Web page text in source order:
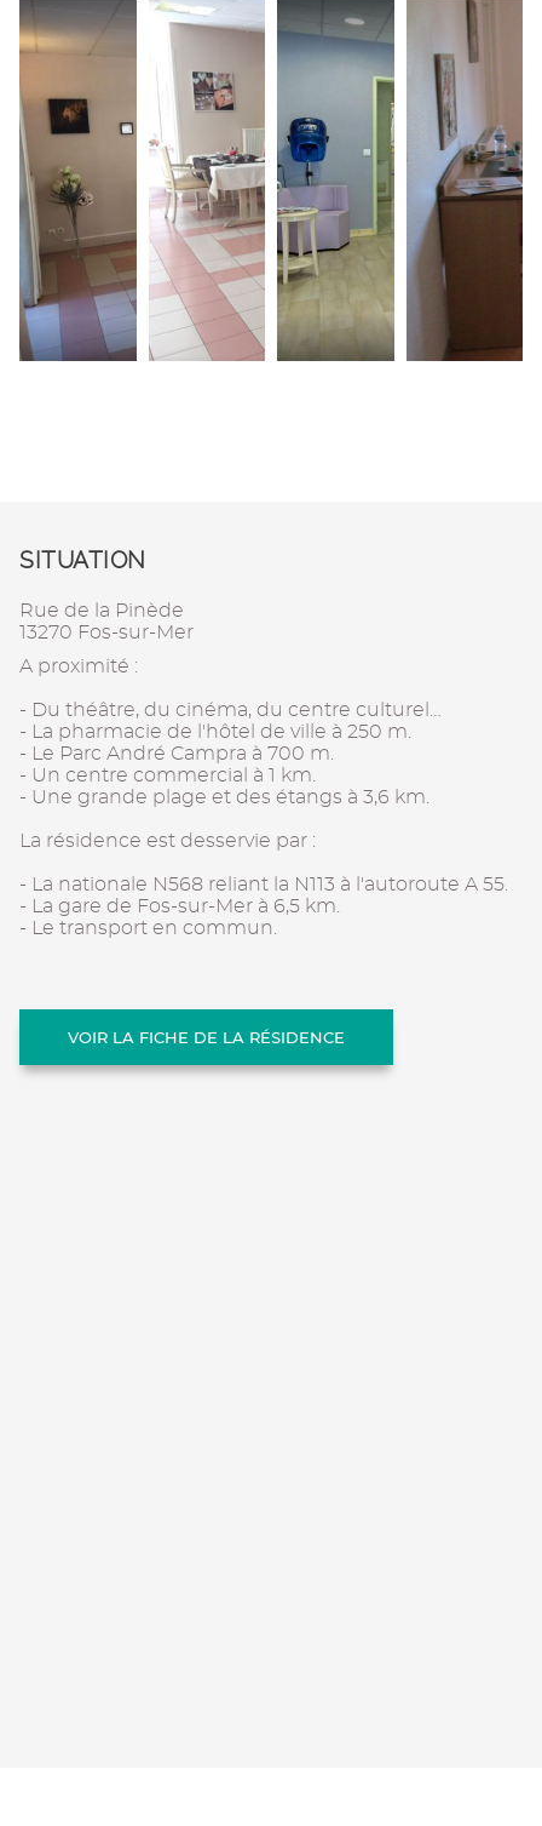
SITUATION
Rue de la Pinède
13270 Fos-sur-Mer
A proximité :
- Du théâtre, du cinéma, du centre culturel…
- La pharmacie de l'hôtel de ville à 250 m.
- Le Parc André Campra à 700 m.
- Un centre commercial à 1 km.
- Une grande plage et des étangs à 3,6 km.
La résidence est desservie par :
- La nationale N568 reliant la N113 à l'autoroute A 55.
- La gare de Fos-sur-Mer à 6,5 km.
- Le transport en commun.
VOIR LA FICHE DE LA RÉSIDENCE